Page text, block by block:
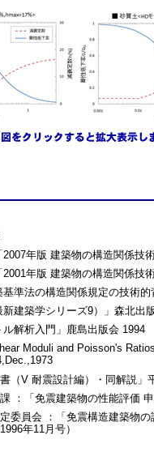
年版 建築物の構造関係技
年版 建築物の構造関係技
準法の構造関係規定の技術的
建築学シリーズ9）」森北出
解析入門」鹿島出版会 1994
Moduli and Poisson's
（V 耐震設計編）・同解説」
：「免震建築物の性能評価
委員会 ：「免震構造建築物
年11月号）